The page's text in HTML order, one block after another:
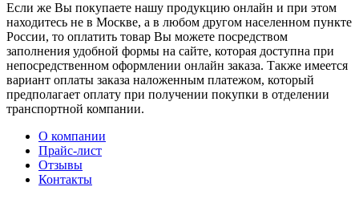
Если же Вы покупаете нашу продукцию онлайн и при этом
находитесь не в Москве, а в любом другом населенном пункте
России, то оплатить товар Вы можете посредством
заполнения удобной формы на сайте, которая доступна при
непосредственном оформлении онлайн заказа. Также имеется
вариант оплаты заказа наложенным платежом, который
предполагает оплату при получении покупки в отделении
транспортной компании.
О компании
Прайс-лист
Отзывы
Контакты